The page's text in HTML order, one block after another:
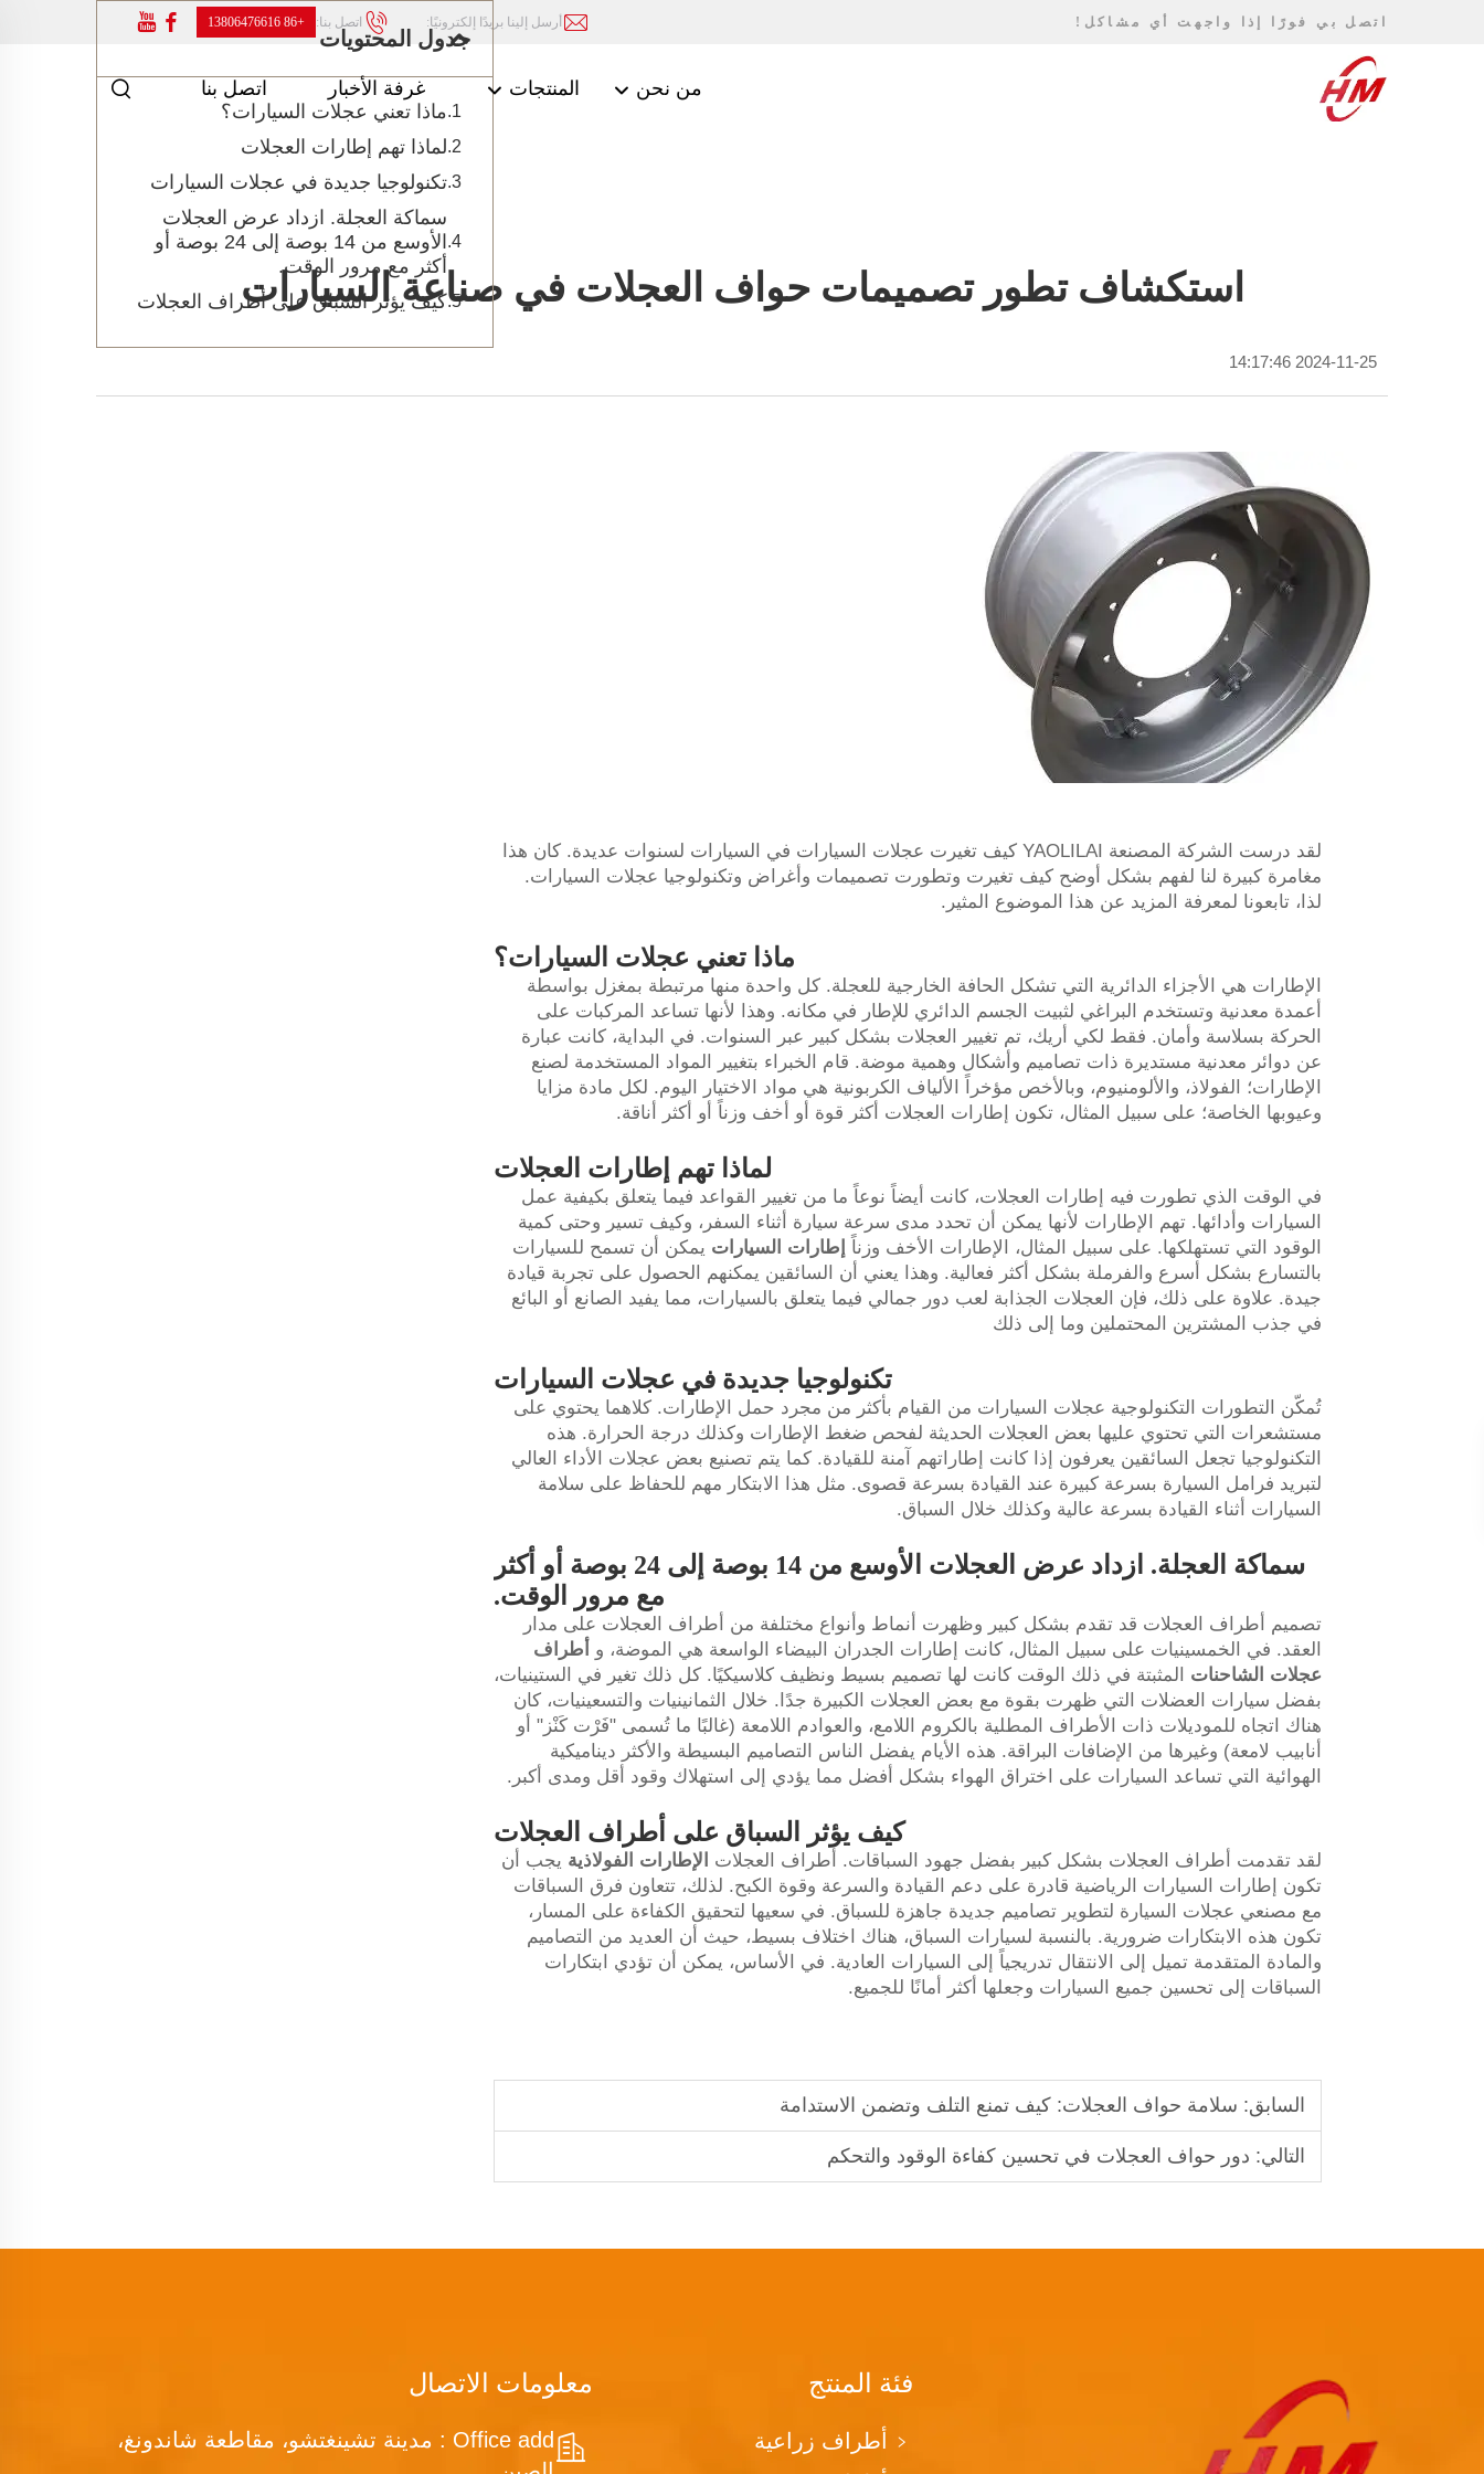
اتصل بي فورًا إذا واجهت أي مشاكل! أرسل إلينا بريدًا إلكترونيًا: اتصل بنا: +86 13806476616
من نحن المنتجات غرفة الأخبار اتصل بنا
استكشاف تطور تصميمات حواف العجلات في صناعة السيارات
2024-11-25 14:17:46
لقد درست الشركة المصنعة YAOLILAI كيف تغيرت عجلات السيارات في السيارات لسنوات عديدة. كان هذا
مغامرة كبيرة لنا لفهم بشكل أوضح كيف تغيرت وتطورت تصميمات وأغراض وتكنولوجيا عجلات السيارات.
لذا، تابعونا لمعرفة المزيد عن هذا الموضوع المثير.
ماذا تعني عجلات السيارات؟
الإطارات هي الأجزاء الدائرية التي تشكل الحافة الخارجية للعجلة. كل واحدة منها مرتبطة بمغزل بواسطة
أعمدة معدنية وتستخدم البراغي لثبيت الجسم الدائري للإطار في مكانه. وهذا لأنها تساعد المركبات على
الحركة بسلاسة وأمان. فقط لكي أريك، تم تغيير العجلات بشكل كبير عبر السنوات. في البداية، كانت عبارة
عن دوائر معدنية مستديرة ذات تصاميم وأشكال وهمية موضة. قام الخبراء بتغيير المواد المستخدمة لصنع
الإطارات؛ الفولاذ، والألومنيوم، وبالأخص مؤخراً الألياف الكربونية هي مواد الاختيار اليوم. لكل مادة مزايا
وعيوبها الخاصة؛ على سبيل المثال، تكون إطارات العجلات أكثر قوة أو أخف وزناً أو أكثر أناقة.
لماذا تهم إطارات العجلات
في الوقت الذي تطورت فيه إطارات العجلات، كانت أيضاً نوعاً ما من تغيير القواعد فيما يتعلق بكيفية عمل
السيارات وأدائها. تهم الإطارات لأنها يمكن أن تحدد مدى سرعة سيارة أثناء السفر، وكيف تسير وحتى كمية
الوقود التي تستهلكها. على سبيل المثال، الإطارات الأخف وزناً إطارات السيارات يمكن أن تسمح للسيارات
بالتسارع بشكل أسرع والفرملة بشكل أكثر فعالية. وهذا يعني أن السائقين يمكنهم الحصول على تجربة قيادة
جيدة. علاوة على ذلك، فإن العجلات الجذابة لعب دور جمالي فيما يتعلق بالسيارات، مما يفيد الصانع أو البائع
في جذب المشترين المحتملين وما إلى ذلك
تكنولوجيا جديدة في عجلات السيارات
تُمكّن التطورات التكنولوجية عجلات السيارات من القيام بأكثر من مجرد حمل الإطارات. كلاهما يحتوي على
مستشعرات التي تحتوي عليها بعض العجلات الحديثة لفحص ضغط الإطارات وكذلك درجة الحرارة. هذه
التكنولوجيا تجعل السائقين يعرفون إذا كانت إطاراتهم آمنة للقيادة. كما يتم تصنيع بعض عجلات الأداء العالي
لتبريد فرامل السيارة بسرعة كبيرة عند القيادة بسرعة قصوى. مثل هذا الابتكار مهم للحفاظ على سلامة
السيارات أثناء القيادة بسرعة عالية وكذلك خلال السباق.
سماكة العجلة. ازداد عرض العجلات الأوسع من 14 بوصة إلى 24 بوصة أو أكثر
مع مرور الوقت.
تصميم أطراف العجلات قد تقدم بشكل كبير وظهرت أنماط وأنواع مختلفة من أطراف العجلات على مدار
العقد. في الخمسينيات على سبيل المثال، كانت إطارات الجدران البيضاء الواسعة هي الموضة، و
أطراف
عجلات الشاحنات
المثبتة في ذلك الوقت كانت لها تصميم بسيط ونظيف كلاسيكيًا. كل ذلك تغير في الستينيات،
بفضل سيارات العضلات التي ظهرت بقوة مع بعض العجلات الكبيرة جدًا. خلال الثمانينيات والتسعينيات، كان
هناك اتجاه للموديلات ذات الأطراف المطلية بالكروم اللامع، والعوادم اللامعة (غالبًا ما تُسمى "فَرْت كَنْز" أو
أنابيب لامعة) وغيرها من الإضافات البراقة. هذه الأيام يفضل الناس التصاميم البسيطة والأكثر ديناميكية
الهوائية التي تساعد السيارات على اختراق الهواء بشكل أفضل مما يؤدي إلى استهلاك وقود أقل ومدى أكبر.
كيف يؤثر السباق على أطراف العجلات
لقد تقدمت أطراف العجلات بشكل كبير بفضل جهود السباقات. أطراف العجلات الإطارات الفولاذية يجب أن
تكون إطارات السيارات الرياضية قادرة على دعم القيادة والسرعة وقوة الكبح. لذلك، تتعاون فرق السباقات
مع مصنعي عجلات السيارة لتطوير تصاميم جديدة جاهزة للسباق. في سعيها لتحقيق الكفاءة على المسار،
تكون هذه الابتكارات ضرورية. بالنسبة لسيارات السباق، هناك اختلاف بسيط، حيث أن العديد من التصاميم
والمادة المتقدمة تميل إلى الانتقال تدريجياً إلى السيارات العادية. في الأساس، يمكن أن تؤدي ابتكارات
السباقات إلى تحسين جميع السيارات وجعلها أكثر أمانًا للجميع.
السابق: سلامة حواف العجلات: كيف تمنع التلف وتضمن الاستدامة
التالي: دور حواف العجلات في تحسين كفاءة الوقود والتحكم
جدول المحتويات
ماذا تعني عجلات السيارات؟
لماذا تهم إطارات العجلات
تكنولوجيا جديدة في عجلات السيارات
سماكة العجلة. ازداد عرض العجلات
الأوسع من 14 بوصة إلى 24 بوصة أو
أكثر مع مرور الوقت.
كيف يؤثر السباق على أطراف العجلات
فئة المنتج
أطراف زراعية
معلومات الاتصال
Office add : مدينة تشينغتشو، مقاطعة شاندونغ،